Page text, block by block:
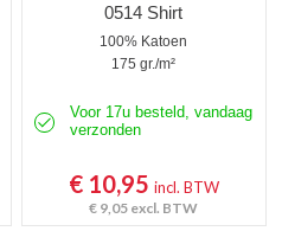
0514 Shirt
100% Katoen
175 gr./m²
Voor 17u besteld, vandaag
verzonden
€ 10,95 incl. BTW
€ 9,05 excl. BTW